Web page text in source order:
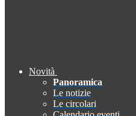
Novità
Panoramica
Le notizie
Le circolari